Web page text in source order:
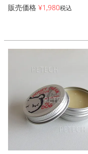
販売価格 ¥1,980税込